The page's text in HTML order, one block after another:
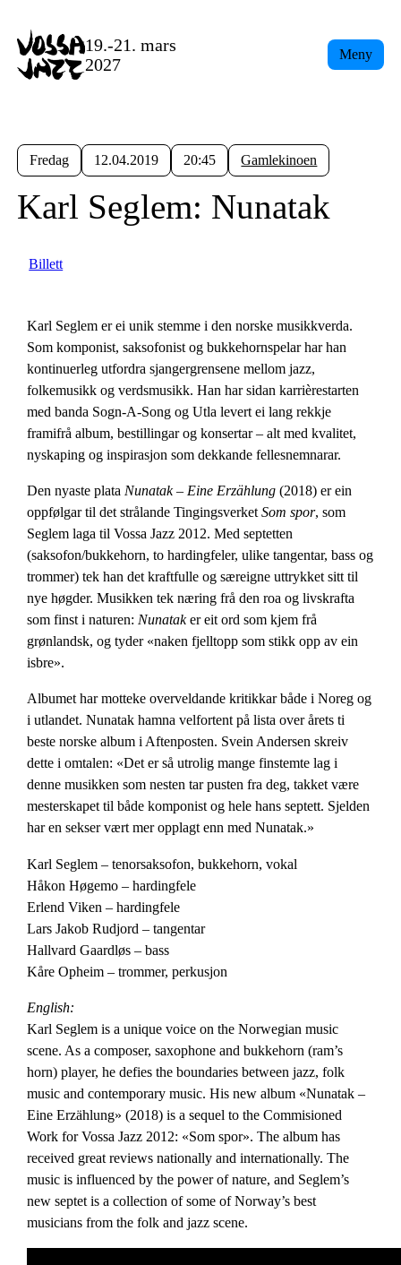
19.-21. mars
2027
Meny
Fredag 12.04.2019 20:45 Gamlekinoen
Karl Seglem: Nunatak
Billett
Karl Seglem er ei unik stemme i den norske musikkverda.
Som komponist, saksofonist og bukkehornspelar har han
kontinuerleg utfordra sjangergrensene mellom jazz,
folkemusikk og verdsmusikk. Han har sidan karrièrestarten
med banda Sogn-A-Song og Utla levert ei lang rekkje
framifrå album, bestillingar og konsertar – alt med kvalitet,
nyskaping og inspirasjon som dekkande fellesnemnarar.
Den nyaste plataNunatak – Eine Erzählung (2018) er ein
oppfølgar til det strålande TingingsverketSom spor, som
Seglem laga til Vossa Jazz 2012. Med septetten
(saksofon/bukkehorn, to hardingfeler, ulike tangentar, bass og
trommer) tek han det kraftfulle og særeigne uttrykket sitt til
nye høgder. Musikken tek næring frå den roa og livskrafta
som finst i naturen:Nunataker eit ord som kjem frå
grønlandsk, og tyder «naken fjelltopp som stikk opp av ein
isbre».
Albumet har motteke overveldande kritikkar både i Noreg og
i utlandet. Nunatak hamna velfortent på lista over årets ti
beste norske album i Aftenposten. Svein Andersen skreiv
dette i omtalen: «Det er så utrolig mange finstemte lag i
denne musikken som nesten tar pusten fra deg, takket være
mesterskapet til både komponist og hele hans septett. Sjelden
har en sekser vært mer opplagt enn med Nunatak.»
Karl Seglem – tenorsaksofon, bukkehorn, vokal
Håkon Høgemo – hardingfele
Erlend Viken – hardingfele
Lars Jakob Rudjord – tangentar
Hallvard Gaardløs – bass
Kåre Opheim – trommer, perkusjon
English:
Karl Seglem is a unique voice on the Norwegian music
scene. As a composer, saxophone and bukkehorn (ram’s
horn) player, he defies the boundaries between jazz, folk
music and contemporary music. His new album «Nunatak –
Eine Erzählung» (2018) is a sequel to the Commisioned
Work for Vossa Jazz 2012: «Som spor». The album has
received great reviews nationally and internationally. The
music is influenced by the power of nature, and Seglem’s
new septet is a collection of some of Norway’s best
musicians from the folk and jazz scene.